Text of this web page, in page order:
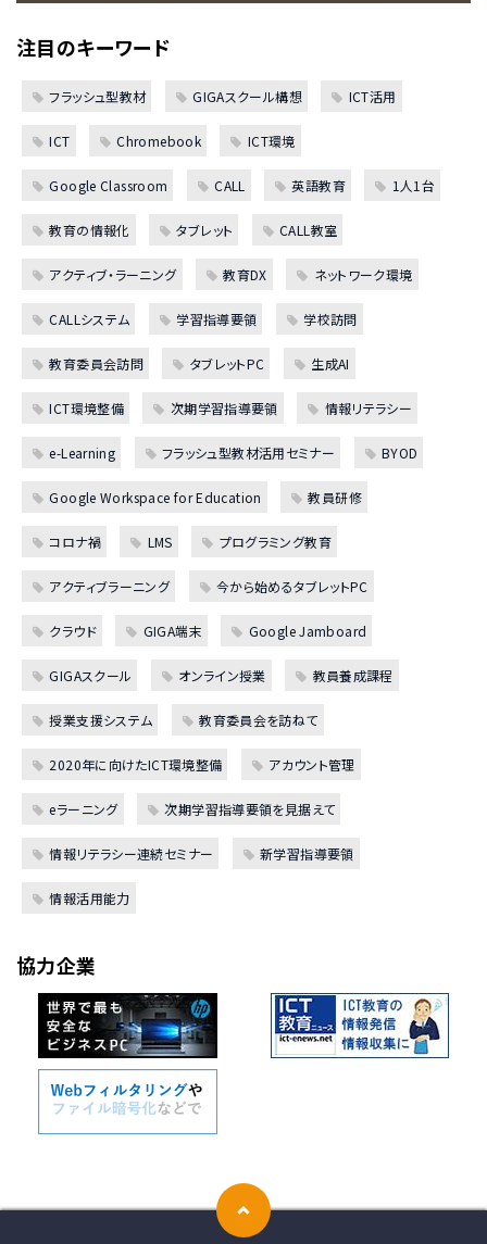
注目のキーワード
フラッシュ型教材 GIGAスクール構想 ICT活用
ICT Chromebook ICT環境
Google Classroom CALL 英語教育 1人1台
教育の情報化 タブレット CALL教室
アクティブ・ラーニング 教育DX ネットワーク環境
CALLシステム 学習指導要領 学校訪問
教育委員会訪問 タブレットPC 生成AI
ICT環境整備 次期学習指導要領 情報リテラシー
e-Learning フラッシュ型教材活用セミナー BYOD
Google Workspace for Education 教員研修
コロナ禍 LMS プログラミング教育
アクティブラーニング 今から始めるタブレットPC
クラウド GIGA端末 Google Jamboard
GIGAスクール オンライン授業 教員養成課程
授業支援システム 教育委員会を訪ねて
2020年に向けたICT環境整備 アカウント管理
eラーニング 次期学習指導要領を見据えて
情報リテラシー連続セミナー 新学習指導要領
情報活用能力
協力企業